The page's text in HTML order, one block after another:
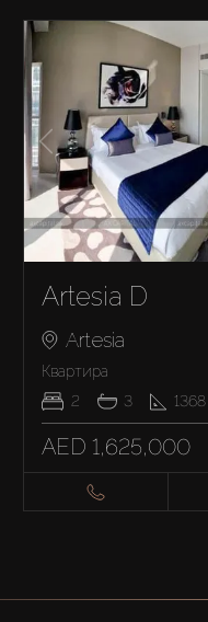
Artesia D
Artesia
Квартира
2
3 1368
AED 1,625,000